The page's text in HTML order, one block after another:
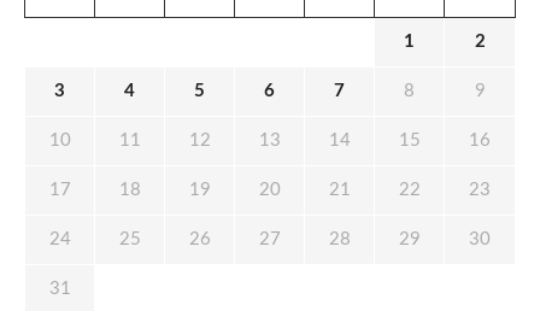
1 2
3 4 5 6 7 8 9
10 11 12 13 14 15 16
17 18 19 20 21 22 23
24 25 26 27 28 29 30
31